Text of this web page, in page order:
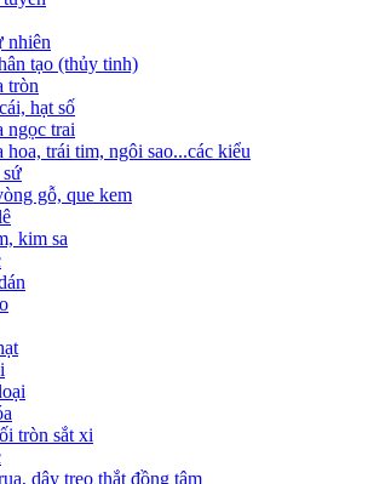
nhiên
tạo (thủy tinh)
tròn
hạt số
ngọc trai
hoa, trái tim, ngôi sao...các kiểu
gỗ, que kem
kim sa
tròn sắt xi
dây treo thắt đồng tâm